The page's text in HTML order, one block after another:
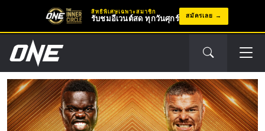
สิทธิพิเศษเฉพาะสมาชิก
รับชมอีเวนต์สด ทุกวันศุกร์ สมัครเลย
อีเวนต์
ถัด
ไป